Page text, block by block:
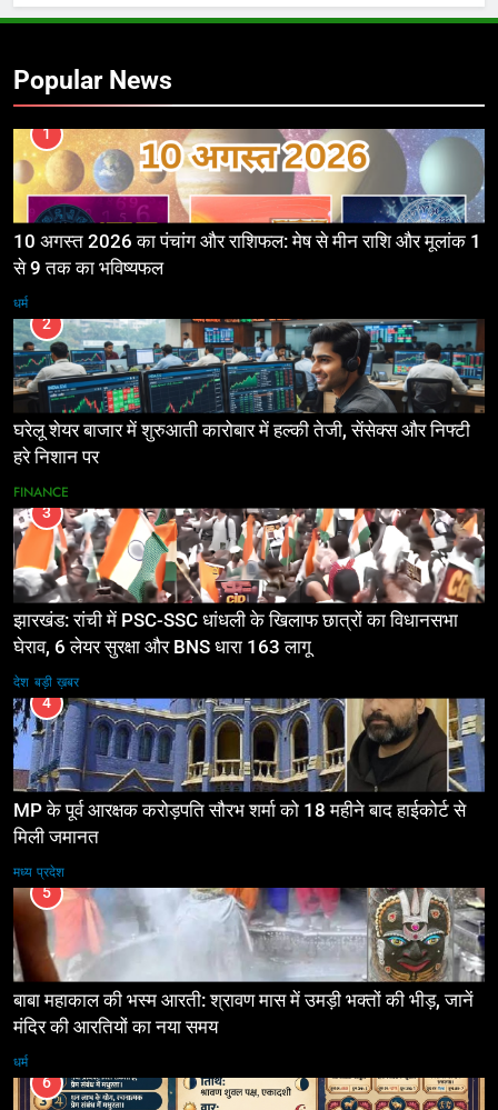
Popular News
1
10 अगस्त 2026 का पंचांग और राशिफल: मेष से मीन राशि और मूलांक 1
से 9 तक का भविष्यफल
धर्म
2
घरेलू शेयर बाजार में शुरुआती कारोबार में हल्की तेजी, सेंसेक्स और निफ्टी
हरे निशान पर
FINANCE
3
झारखंड: रांची में PSC-SSC धांधली के खिलाफ छात्रों का विधानसभा
घेराव, 6 लेयर सुरक्षा और BNS धारा 163 लागू
देश बड़ी ख़बर
4
MP के पूर्व आरक्षक करोड़पति सौरभ शर्मा को 18 महीने बाद हाईकोर्ट से
मिली जमानत
मध्य प्रदेश
5
बाबा महाकाल की भस्म आरती: श्रावण मास में उमड़ी भक्तों की भीड़, जानें
मंदिर की आरतियों का नया समय
धर्म
6